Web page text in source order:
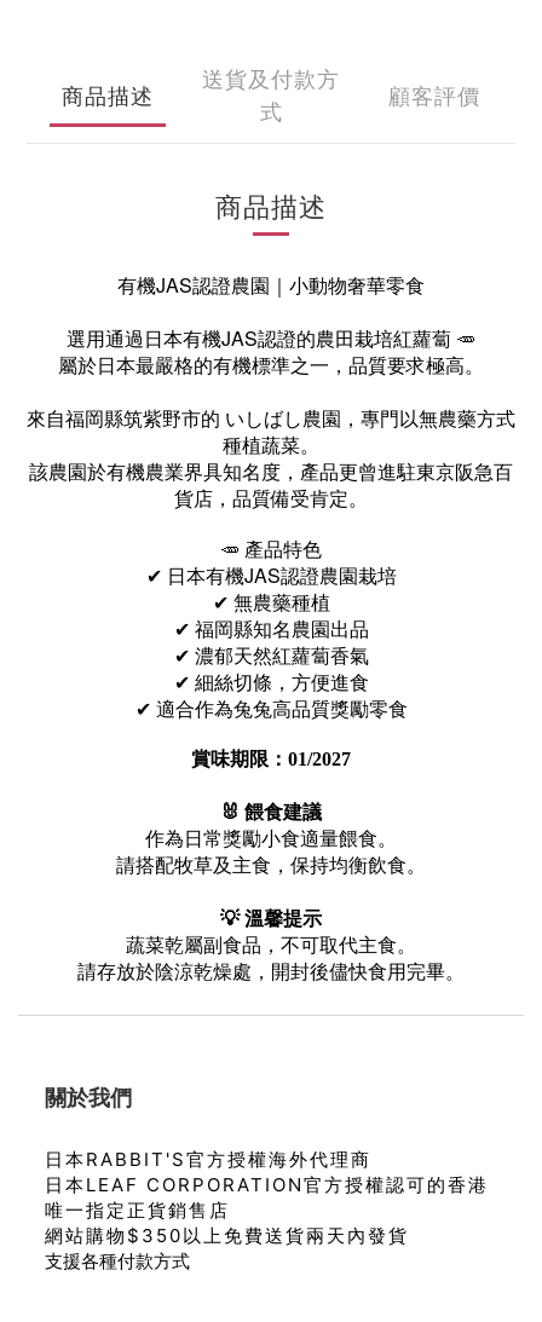
商品描述
送貨及付款方
式
顧客評價
商品描述
有機JAS認證農園｜小動物奢華零食
選用通過日本有機JAS認證的農田栽培紅蘿蔔 🥕
屬於日本最嚴格的有機標準之一，品質要求極高。
來自福岡縣筑紫野市的 いしばし農園，專門以無農藥方式
種植蔬菜。
該農園於有機農業界具知名度，產品更曾進駐東京阪急百
貨店，品質備受肯定。
🥕 產品特色
✔ 日本有機JAS認證農園栽培
✔ 無農藥種植
✔ 福岡縣知名農園出品
✔ 濃郁天然紅蘿蔔香氣
✔ 細絲切條，方便進食
✔ 適合作為兔兔高品質獎勵零食
賞味期限：01/2027
🐰 餵食建議
作為日常獎勵小食適量餵食。
請搭配牧草及主食，保持均衡飲食。
💡 溫馨提示
蔬菜乾屬副食品，不可取代主食。
請存放於陰涼乾燥處，開封後儘快食用完畢。
關於我們
日本RABBIT'S官方授權海外代理商
日本LEAF CORPORATION官方授權認可的香港
唯一指定正貨銷售店
網站購物$350以上免費送貨兩天內發貨
支援各種付款方式